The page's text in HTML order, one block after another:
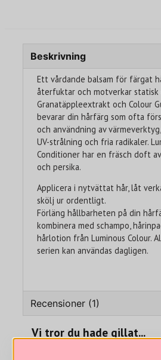
Vi tror du hade gillat...
Beskrivning
Ett vårdande balsam för färgat
återfuktar och motverkar
Granatäppleextrakt och Colour
bevarar din hårfärg som ofta
och användning av
UV-strålning och fria radikaler.
Conditioner har en fräsch doft
och persika.
Applicera i nytvättat hår, låt
skölj ur ordentligt.
Förläng hållbarheten på din
kombinera med schampo,
hårlotion från Luminous Colour.
serien kan användas dagligen.
Recensioner (1)
Helen